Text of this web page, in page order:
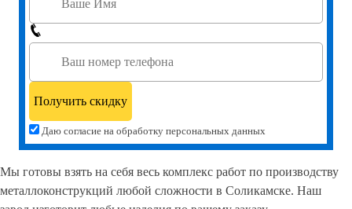
Даю согласие на обработку персональных данных
Мы готовы взять на себя весь комплекс работ по производству
металлоконструкций любой сложности в Соликамске. Наш